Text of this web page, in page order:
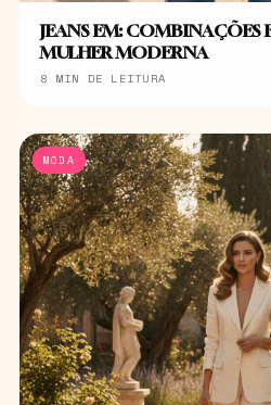
JEANS EM: COMBINAÇÕES
MULHER MODERNA
8 MIN DE LEITURA
MODA